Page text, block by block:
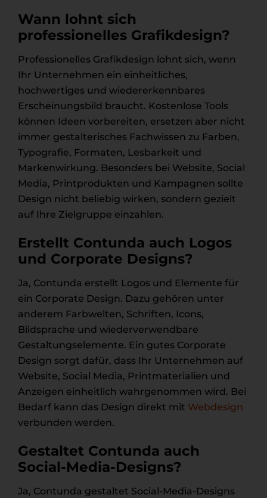
Wann lohnt sich
professionelles Grafikdesign?
Professionelles Grafikdesign lohnt sich, wenn
Ihr Unternehmen ein einheitliches,
hochwertiges und wiedererkennbares
Erscheinungsbild braucht. Kostenlose Tools
können Ideen vorbereiten, ersetzen aber nicht
immer gestalterisches Fachwissen zu Farben,
Typografie, Formaten, Lesbarkeit und
Markenwirkung. Besonders bei Website, Social
Media, Printprodukten und Kampagnen sollte
Design nicht beliebig wirken, sondern gezielt
auf Ihre Zielgruppe einzahlen.
Erstellt Contunda auch Logos
und Corporate Designs?
Ja, Contunda erstellt Logos und Elemente für
ein Corporate Design. Dazu gehören unter
anderem Farbwelten, Schriften, Icons,
Bildsprache und wiederverwendbare
Gestaltungselemente. Ein gutes Corporate
Design sorgt dafür, dass Ihr Unternehmen auf
Website, Social Media, Printmaterialien und
Anzeigen einheitlich wahrgenommen wird. Bei
Bedarf kann das Design direkt mit Webdesign
verbunden werden.
Gestaltet Contunda auch
Social-Media-Designs?
Ja, Contunda gestaltet Social-Media-Designs